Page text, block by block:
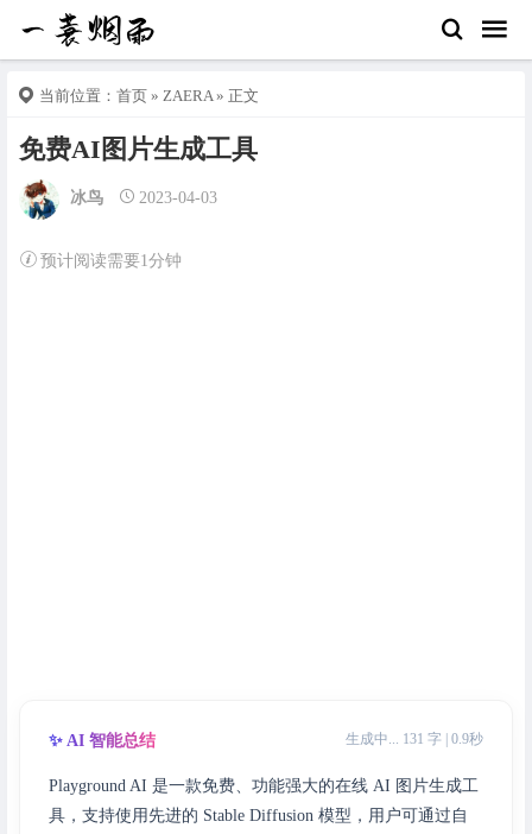
当前位置： 首页 » ZAERA» 正文
免费AI图片生成工具
冰鸟 2023-04-03
预计阅读需要1分钟
✨ AI 智能总结 生成中... 131 字 | 0.9秒
Playground AI 是一款免费、功能强大的在线 AI 图片生成工
具，支持使用先进的 Stable Diffusion 模型，用户可通过自